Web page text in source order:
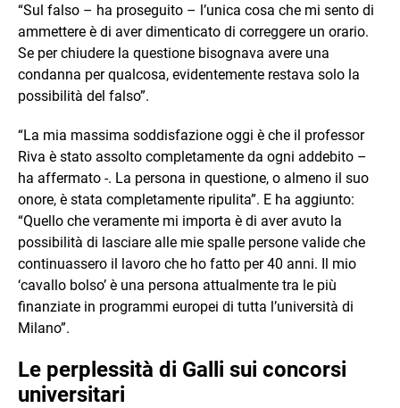
“Sul falso – ha proseguito – l’unica cosa che mi sento di
ammettere è di aver dimenticato di correggere un orario.
Se per chiudere la questione bisognava avere una
condanna per qualcosa, evidentemente restava solo la
possibilità del falso”.
“La mia massima soddisfazione oggi è che il professor
Riva è stato assolto completamente da ogni addebito –
ha affermato -. La persona in questione, o almeno il suo
onore, è stata completamente ripulita”. E ha aggiunto:
“Quello che veramente mi importa è di aver avuto la
possibilità di lasciare alle mie spalle persone valide che
continuassero il lavoro che ho fatto per 40 anni. Il mio
‘cavallo bolso’ è una persona attualmente tra le più
finanziate in programmi europei di tutta l’università di
Milano”.
Le perplessità di Galli sui concorsi
universitari